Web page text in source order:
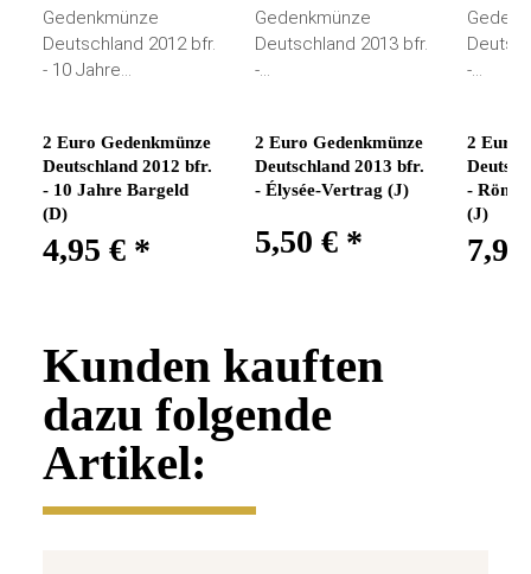
2 Euro Gedenkmünze
Deutschland 2012 bfr.
- 10 Jahre Bargeld
(D)
4,95 € *
2 Euro Gedenkmünze
Deutschland 2013 bfr.
- Élysée-Vertrag (J)
5,50 € *
2 Euro
-
(J)
Kunden kauften
dazu folgende
Artikel: